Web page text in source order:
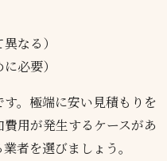
なる）
必要）
。極端に安い見積もりを
用が発生するケースがあ
者を選びましょう。